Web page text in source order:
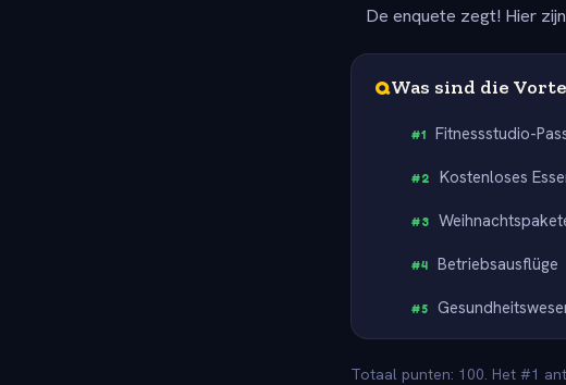
De enquete zegt! Hier
QWas sind die
#1 Fitnessstudio-
#2 Kostenloses
#3
#4 Betriebsausflüge
#5
Totaal punten: 100. Het #1